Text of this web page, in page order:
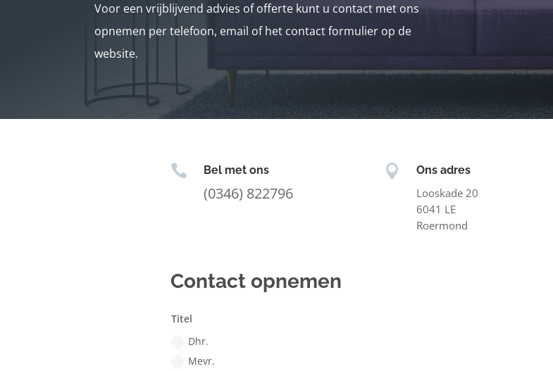
Voor een vrijblijvend advies of offerte kunt u contact met ons
opnemen per telefoon, email of het contact formulier op de
website.
 Bel met ons
(0346) 822796
 Ons adres
Looskade 20
6041 LE
Roermond
Contact opnemen
Titel
Dhr.
Mevr.